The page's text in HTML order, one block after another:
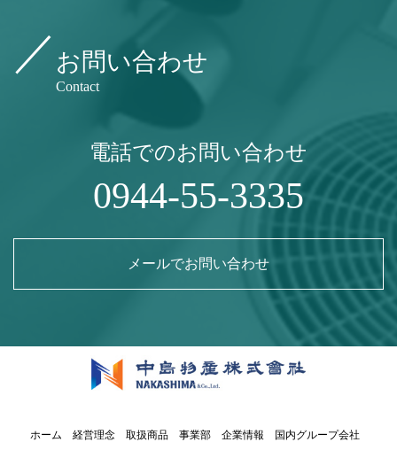
お問い合わせ
Contact
電話でのお問い合わせ
0944-55-3335
メールでお問い合わせ
ホーム 経営理念 取扱商品 事業部 企業情報 国内グループ会社